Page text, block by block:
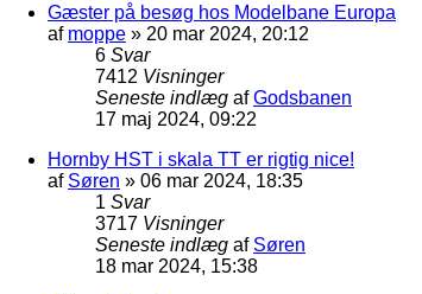
Gæster på besøg hos Modelbane Europa
af moppe » 20 mar 2024, 20:12
6 Svar
7412 Visninger
Seneste indlæg afGodsbanen
17 maj 2024, 09:22
Hornby HST i skala TT er rigtig nice!
af Søren » 06 mar 2024, 18:35
1 Svar
3717 Visninger
Seneste indlæg af Søren
18 mar 2024, 15:38